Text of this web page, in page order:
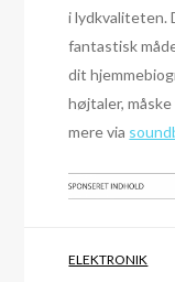
i lydkvaliteten.
fantastisk
dit
højtaler,
mere via
ELEKTRONIK